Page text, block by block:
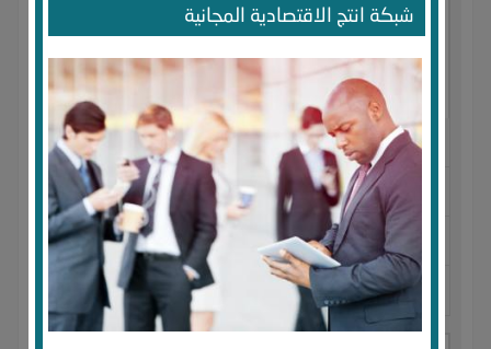
شبكة انتج الاقتصادية المجانية
الجنس : ذكر
لديـه : المال
المكان : الجزائر-الوادي-قمار
آخر ظهور: : منذ 2 سنوات